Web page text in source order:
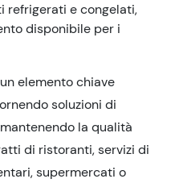
refrigerati e congelati,
disponibile per i
elemento chiave
soluzioni di
la qualità
di ristoranti, servizi di
supermercati o